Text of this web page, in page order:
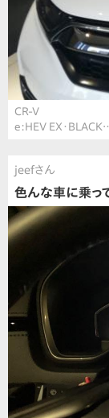
CR-V
e:HEV EX・
jeefさん
色んな車に乗っ